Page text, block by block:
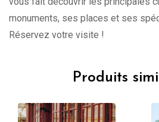
monuments, ses places et ses
Réservez votre visite !
Produits